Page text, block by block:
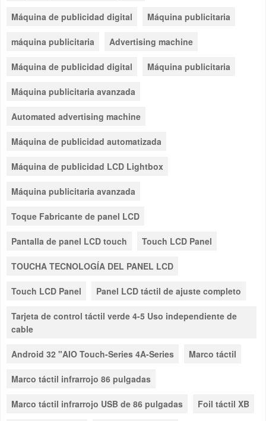
Máquina de publicidad digital Máquina publicitaria
máquina publicitaria Advertising machine
Máquina de publicidad digital Máquina publicitaria
Máquina publicitaria avanzada
Automated advertising machine
Máquina de publicidad automatizada
Máquina de publicidad LCD Lightbox
Máquina publicitaria avanzada
Toque Fabricante de panel LCD
Pantalla de panel LCD touch Touch LCD Panel
TOUCHA TECNOLOGÍA DEL PANEL LCD
Touch LCD Panel Panel LCD táctil de ajuste completo
Tarjeta de control táctil verde 4-5 Uso independiente de
cable
Android 32 "AIO Touch-Series 4A-Series Marco táctil
Marco táctil infrarrojo 86 pulgadas
Marco táctil infrarrojo USB de 86 pulgadas Foil táctil XB